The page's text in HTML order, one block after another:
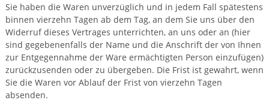
Sie haben die Waren unverzüglich und in jedem Fall spätestens
binnen vierzehn Tagen ab dem Tag, an dem Sie uns über den
Widerruf dieses Vertrages unterrichten, an uns oder an (hier
sind gegebenenfalls der Name und die Anschrift der von Ihnen
zur Entgegennahme der Ware ermächtigten Person einzufügen)
zurückzusenden oder zu übergeben. Die Frist ist gewahrt, wenn
Sie die Waren vor Ablauf der Frist von vierzehn Tagen
absenden.